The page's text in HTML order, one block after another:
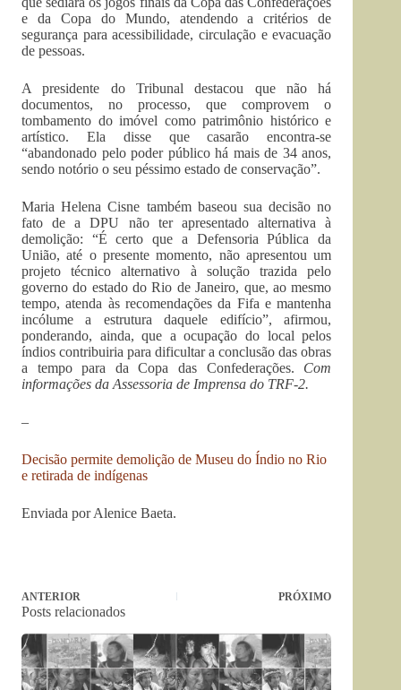
e da Copa do Mundo, atendendo a critérios de
segurança para acessibilidade, circulação e evacuação
de pessoas.
A presidente do Tribunal destacou que não há
documentos, no processo, que comprovem o
tombamento do imóvel como patrimônio histórico e
artístico. Ela disse que casarão encontra-se
“abandonado pelo poder público há mais de 34 anos,
sendo notório o seu péssimo estado de conservação”.
Maria Helena Cisne também baseou sua decisão no
fato de a DPU não ter apresentado alternativa à
demolição: “É certo que a Defensoria Pública da
União, até o presente momento, não apresentou um
projeto técnico alternativo à solução trazida pelo
governo do estado do Rio de Janeiro, que, ao mesmo
tempo, atenda às recomendações da Fifa e mantenha
incólume a estrutura daquele edifício”, afirmou,
ponderando, ainda, que a ocupação do local pelos
índios contribuiria para dificultar a conclusão das obras
a tempo para da Copa das Confederações. Com
informações da Assessoria de Imprensa do TRF-2.
–
Decisão permite demolição de Museu do Índio no Rio
e retirada de indígenas
Enviada por Alenice Baeta.
ANTERIOR PRÓXIMO
Posts relacionados